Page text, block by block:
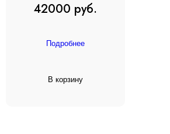
42000 руб.
Подробнее
В корзину